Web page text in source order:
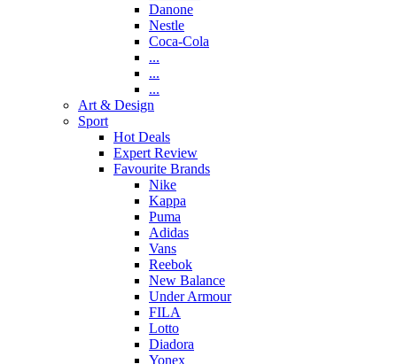
Danone
Nestle
Coca-Cola
...
...
...
Art & Design
Sport
Hot Deals
Expert Review
Favourite Brands
Nike
Kappa
Puma
Adidas
Vans
Reebok
New Balance
Under Armour
FILA
Lotto
Diadora
Yonex